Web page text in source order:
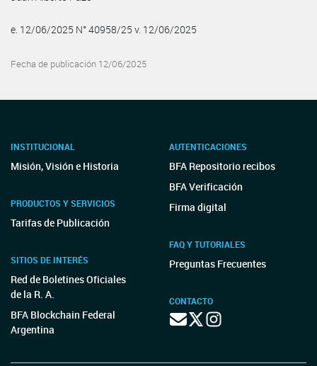
e. 12/06/2025 N° 40958/25 v. 12/06/2025
Fecha de publicación 12/06/2025
INSTITUCIONAL
Misión, Visión e Historia
PRODUCTOS Y SERVICIOS
Tarifas de Publicación
SITIOS DE INTERÉS
Red de Boletines Oficiales
de la R. A.
BFA Blockchain Federal
Argentina
AUTENTICACIONES
BFA Repositorio recibos
BFA Verificación
Firma digital
FAQ Y TUTORIALES
Preguntas Frecuentes
CONTACTO